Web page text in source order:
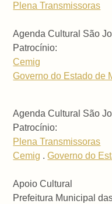
Plena Transmissoras
Agenda Cultural São
Patrocínio:
Cemig
Governo do Estado de
Agenda Cultural São
Patrocínio:
Plena Transmissoras
Cemig .Governo do
Apoio Cultural
Prefeitura Municipal